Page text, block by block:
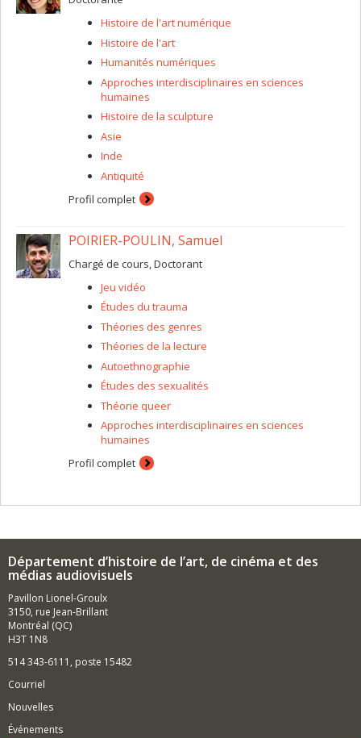
(post-humanist studies).
Histoire de l'art numérique
Histoire de l'art
Humanités numériques
Approches interdisciplinaires en sciences
humaines
Histoire de la sculpture
Asie
Inde
Antiquité
Profil complet
POIRIER-POULIN, Samuel
Chargé de cours, Doctorant
Jeu vidéo
Études du trauma
Théories des genres
Théories de la lecture
Autoethnographie
Études des sexualités
Théorie queer
Approches interdisciplinaires en sciences
humaines
Profil complet
Département d’histoire de l’art, de cinéma et des
médias audiovisuels
Pavillon Lionel-Groulx
3150, rue Jean-Brillant
Montréal (QC)
H3T 1N8
514 343-6111, poste 15482
Courriel
Nouvelles
Événements